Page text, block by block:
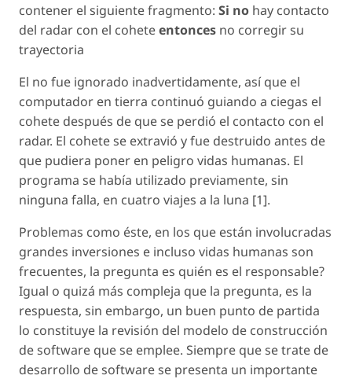
contener el siguiente fragmento: Si no hay contacto
del radar con el coheteentonces no corregir su
trayectoria
El no fue ignorado inadvertidamente, así que el
computador en tierra continuó guiando a ciegas el
cohete después de que se perdió el contacto con el
radar. El cohete se extravió y fue destruido antes de
que pudiera poner en peligro vidas humanas. El
programa se había utilizado previamente, sin
ninguna falla, en cuatro viajes a la luna [1].
Problemas como éste, en los que están involucradas
grandes inversiones e incluso vidas humanas son
frecuentes, la pregunta es quién es el responsable?
Igual o quizá más compleja que la pregunta, es la
respuesta, sin embargo, un buen punto de partida
lo constituye la revisión del modelo de construcción
de software que se emplee. Siempre que se trate de
desarrollo de software se presenta un importante